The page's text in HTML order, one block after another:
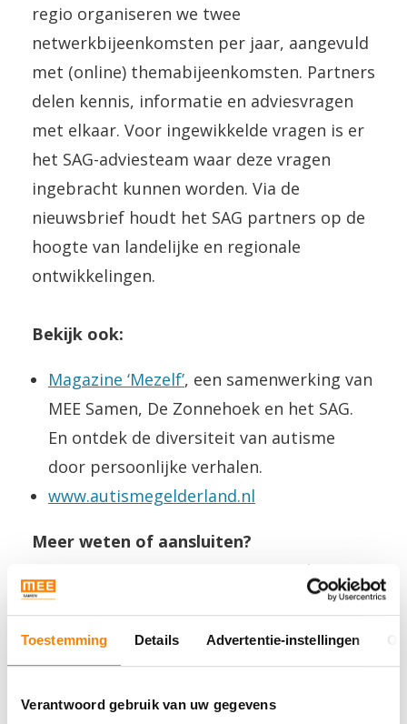
Toestemming Details Advertentie-instellingen
Verantwoord gebruik van uw gegevens
regio organiseren we twee
netwerkbijeenkomsten per jaar, aangevuld
met (online) themabijeenkomsten. Partners
delen kennis, informatie en adviesvragen
met elkaar. Voor ingewikkelde vragen is er
het SAG-adviesteam waar deze vragen
ingebracht kunnen worden. Via de
nieuwsbrief houdt het SAG partners op de
hoogte van landelijke en regionale
ontwikkelingen.
Bekijk ook:
Magazine ‘Mezelf’, een samenwerking van
MEE Samen, De Zonnehoek en het SAG.
En ontdek de diversiteit van autisme
door persoonlijke verhalen.
www.autismegelderland.nl
Meer weten of aansluiten?
Neem gerust contact op met coördinator
Donate van Rijswijk: